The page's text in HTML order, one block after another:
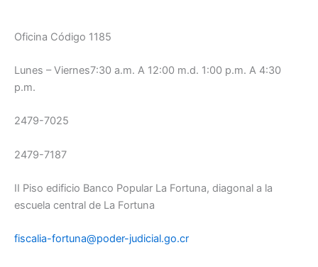
Oficina Código 1185
Lunes – Viernes7:30 a.m. A 12:00 m.d. 1:00 p.m. A 4:30
p.m.
2479-7025
2479-7187
II Piso edificio Banco Popular La Fortuna, diagonal a la
escuela central de La Fortuna
fiscalia-fortuna@poder-judicial.go.cr